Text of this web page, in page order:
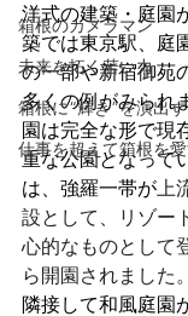
箱根のカメラマン
未来を拓く若い力
箱根に“輝き”を演出
仕事を超えて箱根を
洋式の建築・庭園
築では東京駅、庭
の一部や新宿御苑
多くの例がみられ
園は完全な形で現
重な公園となって
は、強羅一帯が
設として、リゾー
心的なものとして
ら開園されました。
隣接して和風庭園